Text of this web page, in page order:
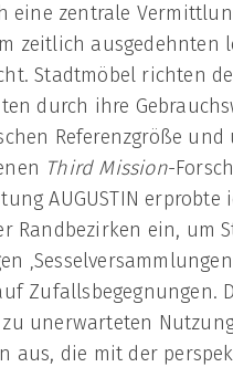
eine zentrale
zeitlich
Stadtmöbel richten
durch ihre
Referenzgröße
Third Mission-
AUGUSTIN
Randbezirken ein, um
unerwarteten
aus, die mit der